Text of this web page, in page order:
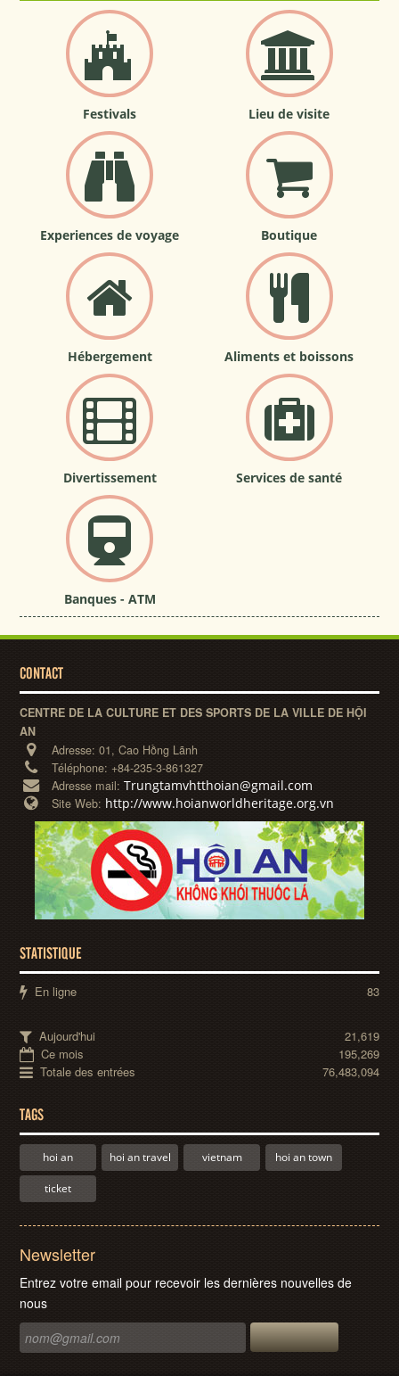
Festivals Lieu de visite
Experiences de voyage Boutique
Hébergement Aliments et boissons
Divertissement Services de santé
Banques - ATM
CONTACT
CENTRE DE LA CULTURE ET DES SPORTS DE LA VILLE DE HỘI
AN
Adresse:01, Cao Hồng Lãnh
Téléphone:+84-235-3-861327
Adresse mail:Trungtamvhtthoian@gmail.com
Site Web: http://www.hoianworldheritage.org.vn
STATISTIQUE
En ligne 83
Aujourd'hui
21,619
Ce mois
195,269
Totale des entrées
76,483,094
TAGS
hoi an hoi an travel vietnam hoi an town
ticket
Newsletter
Entrez votre email pour recevoir les dernières nouvelles de
nous